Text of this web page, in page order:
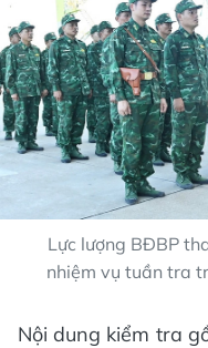
Lực lượng BĐBP
nhiệm vụ tuần tra
Nội dung kiểm tra